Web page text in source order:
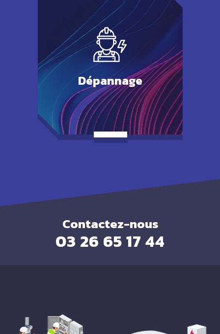
Dépannage
Contactez-nous
03 26 65 17 44